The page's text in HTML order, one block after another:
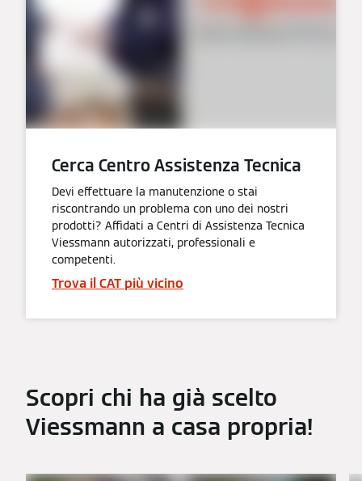
Cerca Centro Assistenza Tecnica
Devi effettuare la manutenzione o stai
riscontrando un problema con uno dei nostri
prodotti? Affidati a Centri di Assistenza Tecnica
Viessmann autorizzati, professionali e
competenti.
Trova il CAT più vicino
Scopri chi ha già scelto
Viessmann a casa propria!